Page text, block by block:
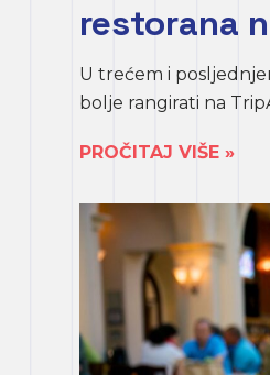
restorana
U trećem i
bolje rangirati na
PROČITAJ VIŠE »